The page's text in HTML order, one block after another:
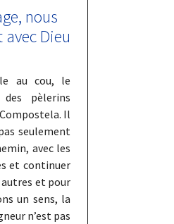
nous
Dieu
au cou, le
des pèlerins
Il
seulement
avec les
et continuer
et pour
un sens, la
n’est pas